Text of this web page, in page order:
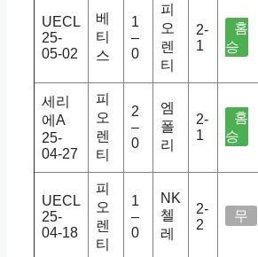
UECL
25-
05-02
베
티
스
1
–
0
피
오
렌
티
2-
1
홈
승
세리
에A
25-
04-27
피
오
렌
티
2
–
0
엠
폴
리
2-
1
홈
승
UECL
25-
04-18
피
오
렌
티
1
–
0
NK
첼
레
2-
2
무